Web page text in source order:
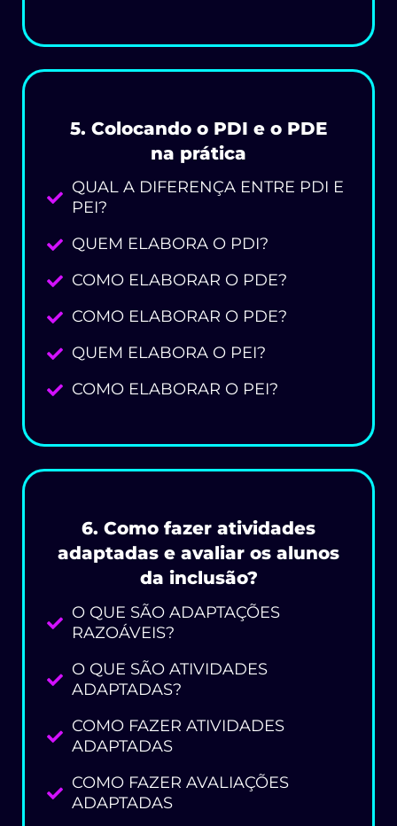
5. Colocando o PDI e o PDE
na prática
QUAL A DIFERENÇA ENTRE PDI E
PEI?
QUEM ELABORA O PDI?
COMO ELABORAR O PDE?
COMO ELABORAR O PDE?
QUEM ELABORA O PEI?
COMO ELABORAR O PEI?
6. Como fazer atividades
adaptadas e avaliar os alunos
da inclusão?
O QUE SÃO ADAPTAÇÕES
RAZOÁVEIS?
O QUE SÃO ATIVIDADES
ADAPTADAS?
COMO FAZER ATIVIDADES
ADAPTADAS
COMO FAZER AVALIAÇÕES
ADAPTADAS